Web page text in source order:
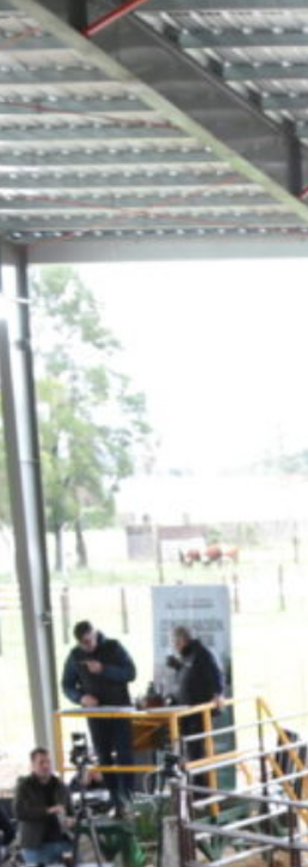
En su 19ª
y cabañeros de la
de Las Colonias
para el desarrollo del
de altísima calidad
animales para
previa estuvo a
que
país.
equipo fue muy arduo,
proviene del
con la Sociedad
de la Cooperativa.
de ACHA
un espacio de
para tambo
cabañas, que
de tambos de la
resultado de años de
genético.
competir